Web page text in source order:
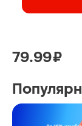
79.99 ₽